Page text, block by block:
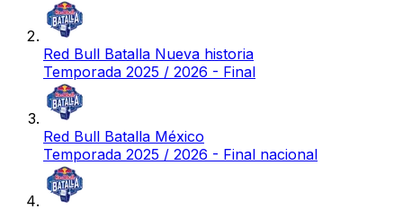
Red Bull Batalla Nueva historia
Temporada 2025 / 2026 - Final
Red Bull Batalla México
Temporada 2025 / 2026 - Final nacional